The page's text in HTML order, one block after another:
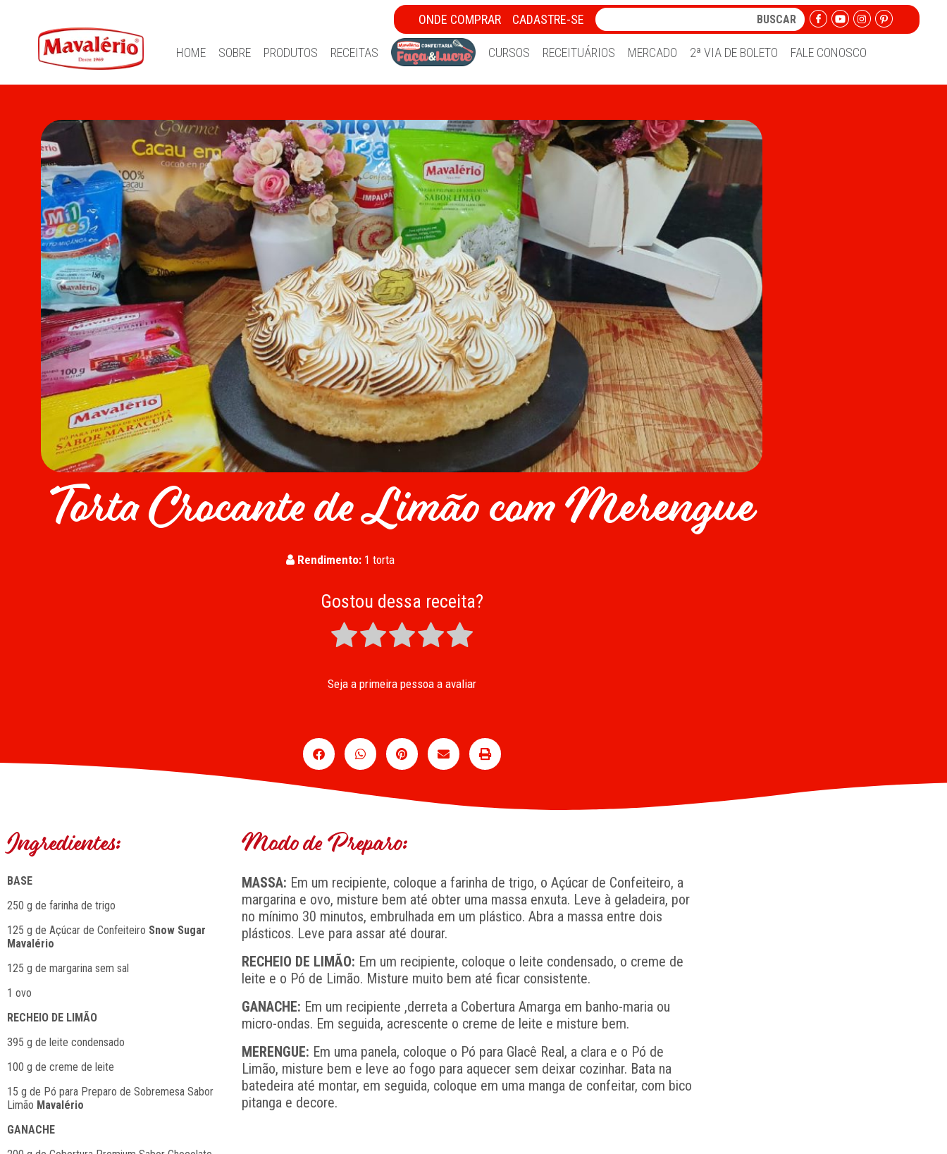
ONDE COMPRAR CADASTRE-SE
HOME SOBRE PRODUTOS RECEITAS CURSOS RECEITUÁRIOS MERCADO 2ª VIA DE BOLETO FALE CONOSCO
Torta Crocante de Limão com Merengue
Rendimento: 1 torta
Gostou dessa receita?
Seja a primeira pessoa a avaliar
Ingredientes:
BASE
250 g de farinha de trigo
125 g de Açúcar de Confeiteiro Snow Sugar
Mavalério
125 g de margarina sem sal
1 ovo
RECHEIO DE LIMÃO
395 g de leite condensado
100 g de creme de leite
15 g de Pó para Preparo de Sobremesa Sabor
Limão Mavalério
GANACHE
Modo de Preparo:
MASSA: Em um recipiente, coloque a farinha de trigo, o Açúcar de Confeiteiro, a
margarina e ovo, misture bem até obter uma massa enxuta. Leve à geladeira, por
no mínimo 30 minutos, embrulhada em um plástico. Abra a massa entre dois
plásticos. Leve para assar até dourar.
RECHEIO DE LIMÃO: Em um recipiente, coloque o leite condensado, o creme de
leite e o Pó de Limão. Misture muito bem até ficar consistente.
GANACHE: Em um recipiente ,derreta a Cobertura Amarga em banho-maria ou
micro-ondas. Em seguida, acrescente o creme de leite e misture bem.
MERENGUE: Em uma panela, coloque o Pó para Glacê Real, a clara e o Pó de
Limão, misture bem e leve ao fogo para aquecer sem deixar cozinhar. Bata na
batedeira até montar, em seguida, coloque em uma manga de confeitar, com bico
pitanga e decore.